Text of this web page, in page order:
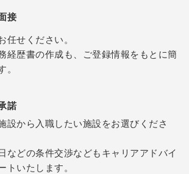
接
任せください。
経歴書の作成も、ご登録情報をもとに簡
。
諾
設から入職したい施設をお選びくださ
などの条件交渉などもキャリアアドバイ
トいたします。